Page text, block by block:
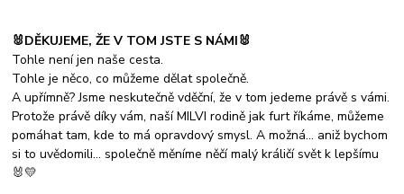
🐰DĚKUJEME, ŽE V TOM JSTE S NÁMI🐰
Tohle není jen naše cesta.
Tohle je něco, co můžeme dělat společně.
A upřímně? Jsme neskutečně vděční, že v tom jedeme právě s vámi.
Protože právě díky vám, naší MILVI rodině jak furt říkáme, můžeme
pomáhat tam, kde to má opravdový smysl. A možná… aniž bychom
si to uvědomili… společně měníme něčí malý králičí svět k lepšímu
🐰💛